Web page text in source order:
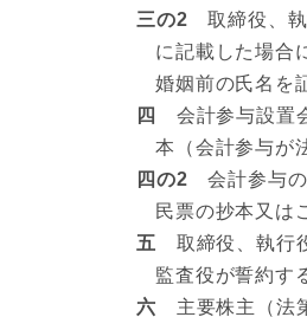
三の2 取締役、執
に記載した場合
婚姻前の氏名を
四
会計参与設置
本（会計参与が
四の2 会計参与の
民票の抄本又は
五 取締役、執行
監査役が誓約す
六 主要株主（法